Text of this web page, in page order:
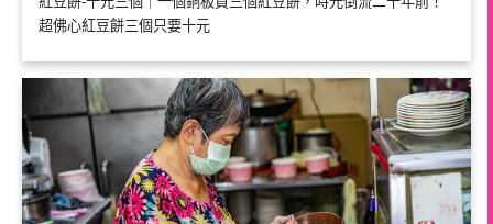
超佛心紅豆餅三個只要十元